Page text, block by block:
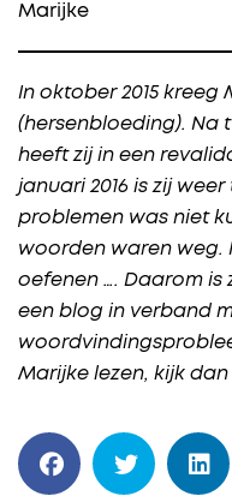
Marijke
In oktober 2015 kreeg
(hersenbloeding). Na
heeft zij in een
januari 2016 is zij
problemen was niet
woorden waren weg.
oefenen …. Daarom is
een blog in verband
Marijke lezen, kijk